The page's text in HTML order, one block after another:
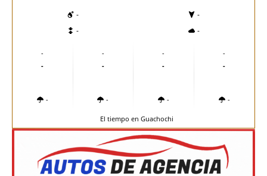
-
-
-
-
-
-
-
-
-
-
-
-
-
-
-
-
El tiempo en Guachochi